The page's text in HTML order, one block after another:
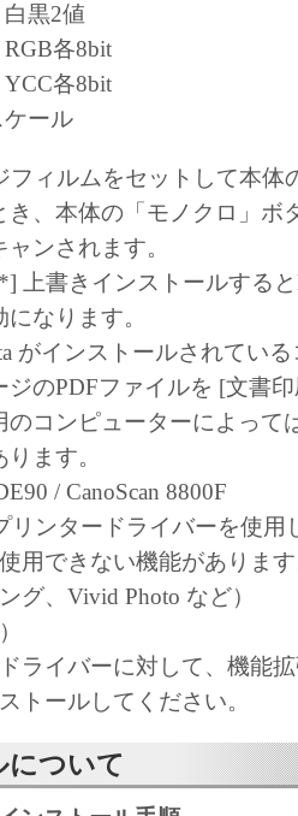
白黒2値
RGB各8bit
YCC各8bit
ケール
フィルムをセットして本体
き、本体の「モノクロ」ボ
ンされます。
上書きインストールする
なります。
がインストールされてい
ジのPDFファイルを [文書
のコンピューターによって
ます。
/ CanoScan 8800F
リンタードライバーを使用
用できない機能がありま
グ、Vivid Photo など）
ライバーに対して、機能
トールしてください。
について